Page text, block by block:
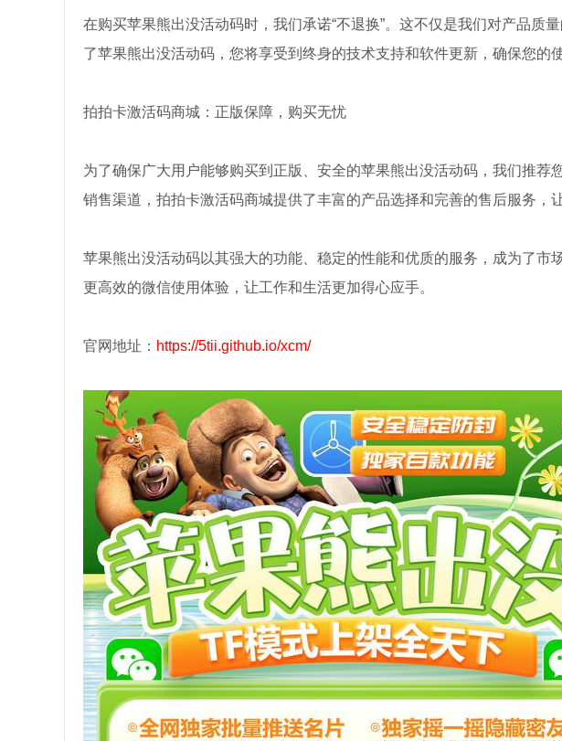
在购买苹果熊出没活动码时，我们承诺“不退换”。这不仅是我们对产品质
了苹果熊出没活动码，您将享受到终身的技术支持和软件更新，确保您的
拍拍卡激活码商城：正版保障，购买无忧
为了确保广大用户能够购买到正版、安全的苹果熊出没活动码，我们推荐
销售渠道，拍拍卡激活码商城提供了丰富的产品选择和完善的售后服务，
苹果熊出没活动码以其强大的功能、稳定的性能和优质的服务，成为了市
更高效的微信使用体验，让工作和生活更加得心应手。
官网地址： https://5tii.github.io/xcm/